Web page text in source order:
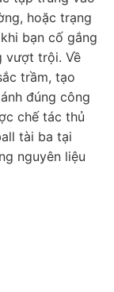
hoặc trạng
bạn cố gắng
vượt trội. Về
trầm, tạo
đúng công
chế tác thủ
tài ba tại
nguyên liệu